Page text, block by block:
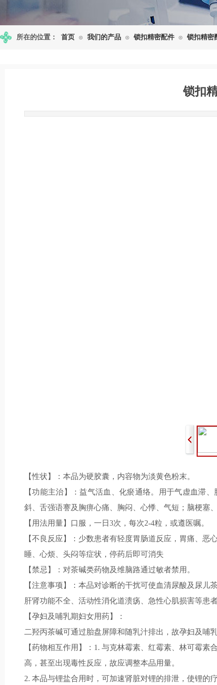
首页 ⊙ 我们的产品 ⊙ 锁扣精密配件 ⊙ 锁扣精密
所在的位置：
锁扣
【性状】：本品为硬胶囊，内容物为淡黄色粉末。
【功能主治】：益气活血、化瘀通络。用于气虚血滞
斜、舌强语謇及胸痹心痛、胸闷、心悸、气短；脑梗塞
【用法用量】口服，一日3次，每次2-4粒，或遵医嘱。
【不良反应】：少数患者有轻度胃肠道反应，胃痛、
睡、心烦、头闷等症状，停药后即可消失
【禁忌】：对茶碱类药物及维脑路通过敏者禁用。
【注意事项】：本品对诊断的干扰可使血清尿酸及尿
肝肾功能不全、活动性消化道溃疡、急性心肌损害等患
【孕妇及哺乳期妇女用药】：
二羟丙茶碱可通过胎盘屏障和随乳汁排出，故孕妇及哺
【药物相互作用】：1. 与克林霉素、红霉素、林可霉
高，甚至出现毒性反应，故应调整本品用量。
2. 本品与锂盐合用时，可加速肾脏对锂的排泄，使锂的